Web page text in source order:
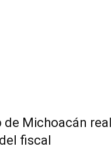
de Michoacán
fiscal